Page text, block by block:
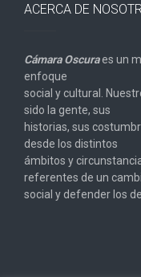
ACERCA DE
Cámara Oscuraes un
enfoque
social y cultural.
sido la gente, sus
historias, sus
desde los distintos
ámbitos y
referentes de un
social y defender los